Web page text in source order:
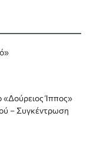
«Δούρειος Ίππος»
– Συγκέντρωση